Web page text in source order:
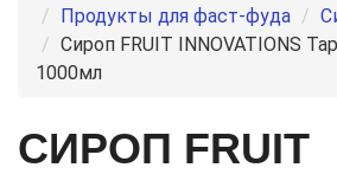
Продукты для фаст-фуда
Сироп FRUIT INNOVATIONS
1000мл
СИРОП FRUIT